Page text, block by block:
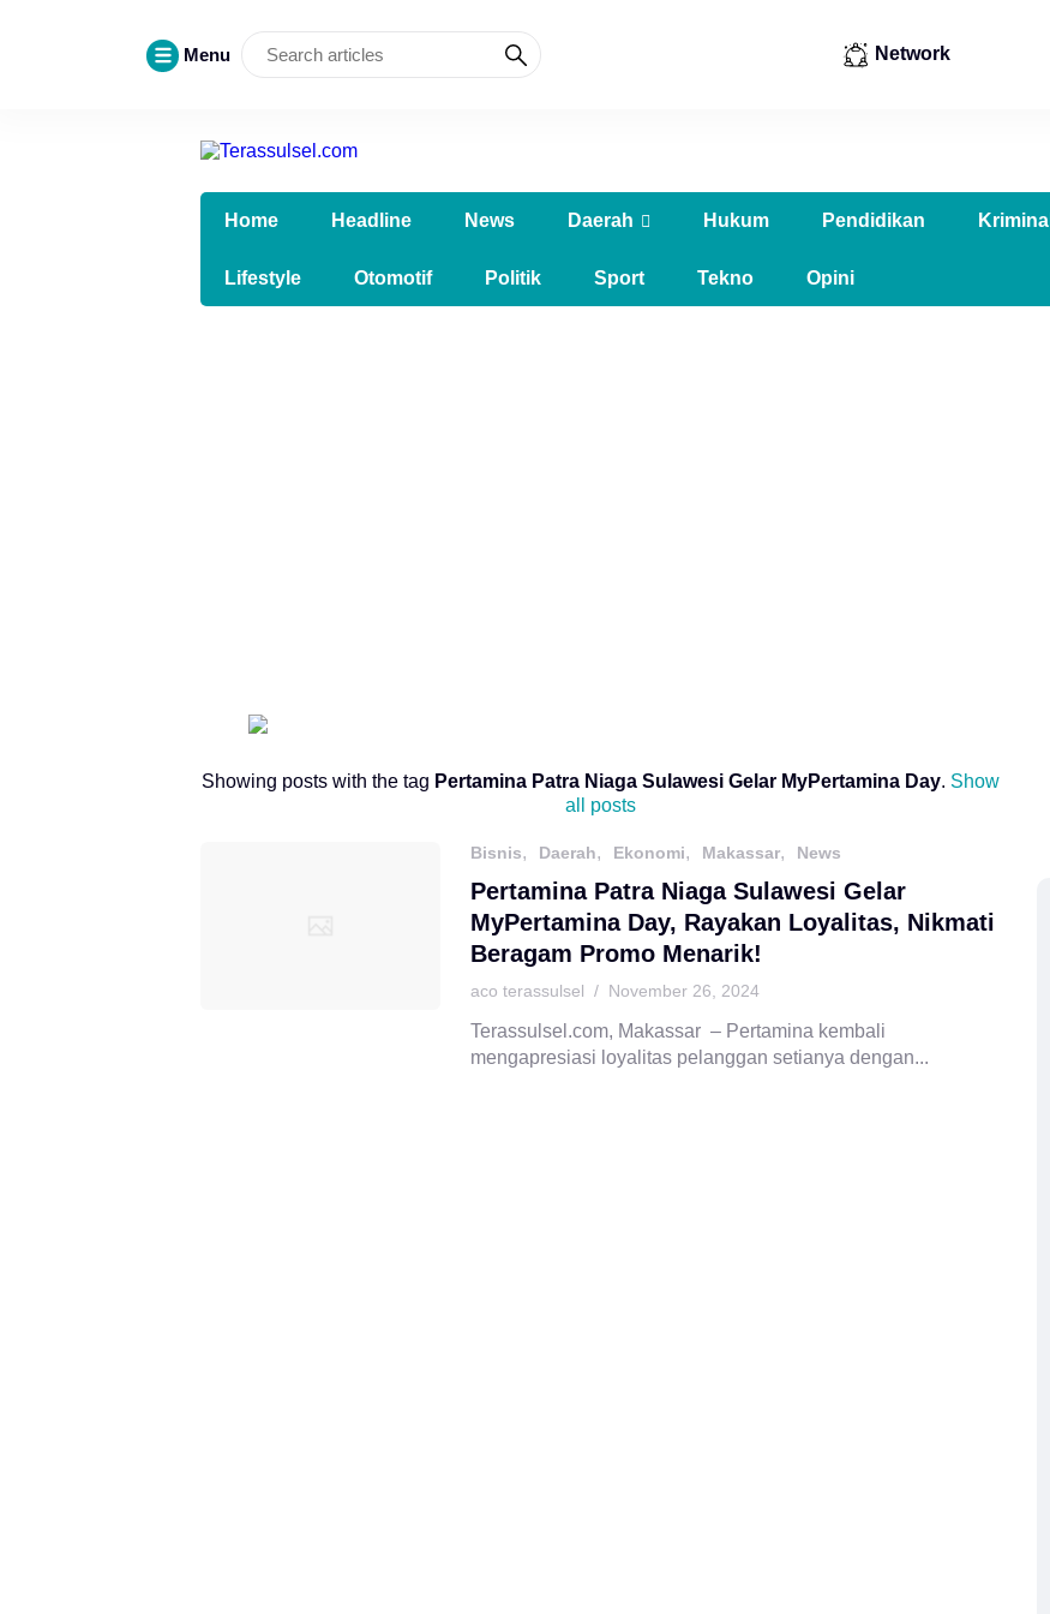
Menu Network
Home Headline News Daerah Hukum Pendidikan Kriminal
Lifestyle Otomotif Politik Sport Tekno Opini
Showing posts with the tag Pertamina Patra Niaga Sulawesi Gelar MyPertamina Day. Show
all posts
Bisnis, Daerah, Ekonomi, Makassar, News
Pertamina Patra Niaga Sulawesi Gelar
MyPertamina Day, Rayakan Loyalitas, Nikmati
Beragam Promo Menarik!
aco terassulsel / November 26, 2024
Terassulsel.com, Makassar – Pertamina kembali
mengapresiasi loyalitas pelanggan setianya dengan...